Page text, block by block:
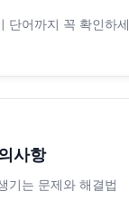
단어까지 꼭 확인하세
사항
기는 문제와 해결법